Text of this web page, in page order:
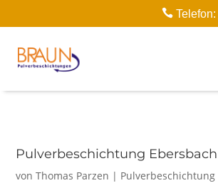
Telefon:
Pulverbeschichtung Ebersbach
vonThomas Parzen | Pulverbeschichtung